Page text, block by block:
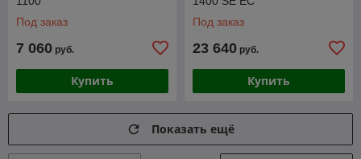
Под заказ
7 060 руб.
Купить
Под заказ
23 640 руб.
Купить
Показать ещё